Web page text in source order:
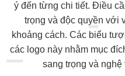
ý đến từng chi tiết. Điều
trọng và độc quyền với
khoảng cách. Các biểu
các logo này nhằm mục
sang trọng và